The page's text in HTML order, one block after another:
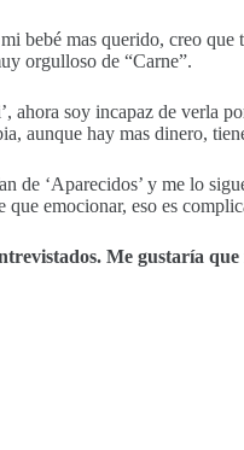
bebé mas querido, creo
orgulloso de “Carne”.
ahora soy incapaz de verla
aunque hay mas dinero,
de ‘Aparecidos’ y me lo
emocionar, eso es
Me gustaría que